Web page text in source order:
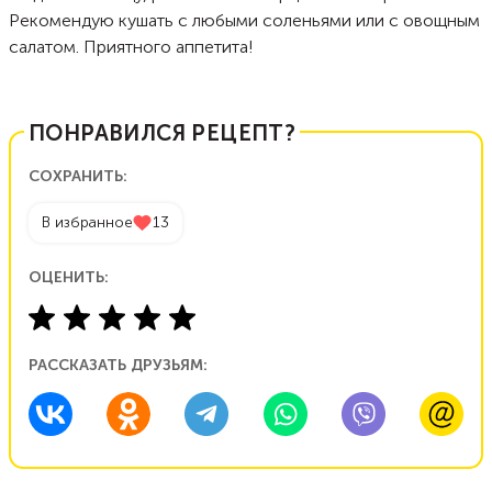
Рекомендую кушать с любыми соленьями или с овощным
салатом. Приятного аппетита!
ПОНРАВИЛСЯ РЕЦЕПТ?
СОХРАНИТЬ:
В избранное 13
ОЦЕНИТЬ:
РАССКАЗАТЬ ДРУЗЬЯМ: